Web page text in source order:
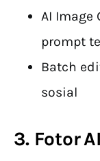
AI Image
prompt
Batch
sosial
3. Fotor